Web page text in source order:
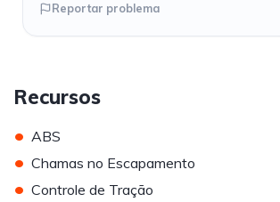
Reportar problema
Recursos
• ABS
• Chamas no Escapamento
• Controle de Tração